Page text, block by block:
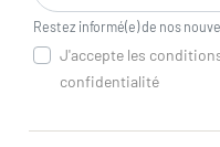
Restez informé(e) de nos
J'accepte les
confidentialité